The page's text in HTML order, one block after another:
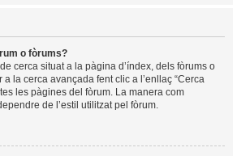
o fòrums?
cerca situat a la pàgina d’índex, dels fòrums o
la cerca avançada fent clic a l’enllaç “Cerca
les pàgines del fòrum. La manera com
de l’estil utilitzat pel fòrum.